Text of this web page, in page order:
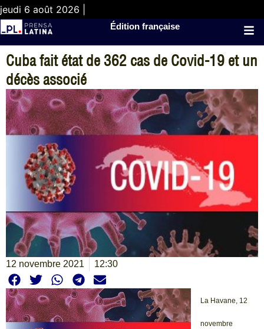
jeudi 6 août 2026 |
Édition française
Cuba fait état de 362 cas de Covid-19 et un
décès associé
12 novembre 2021 12:30
La Havane, 12
novembre